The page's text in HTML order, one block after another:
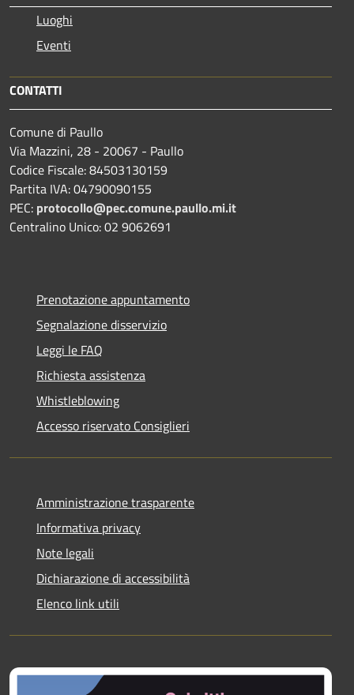
Luoghi
Eventi
CONTATTI
Comune di Paullo
Via Mazzini, 28 - 20067 - Paullo
Codice Fiscale: 84503130159
Partita IVA: 04790090155
PEC: protocollo@pec.comune.paullo.mi.it
Centralino Unico: 02 9062691
Prenotazione appuntamento
Segnalazione disservizio
Leggi le FAQ
Richiesta assistenza
Whistleblowing
Accesso riservato Consiglieri
Amministrazione trasparente
Informativa privacy
Note legali
Dichiarazione di accessibilità
Elenco link utili